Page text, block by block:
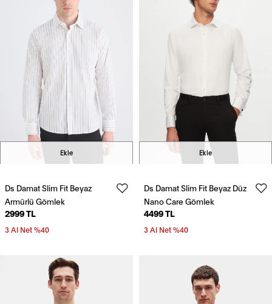
Ekle
Ds Damat Slim Fit Beyaz
Armürlü Gömlek
2999 TL
3 Al Net %40
Ekle
Ds Damat Slim Fit Beyaz Düz
Nano Care Gömlek
4499 TL
3 Al Net %40